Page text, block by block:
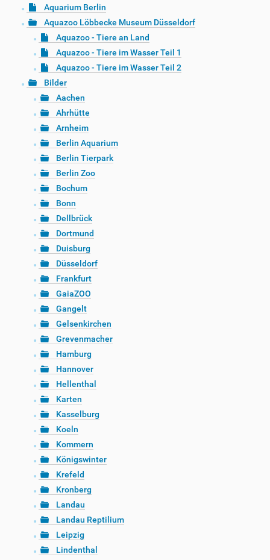
Aquarium Berlin
Aquazoo Löbbecke Museum Düsseldorf
Aquazoo - Tiere an Land
Aquazoo - Tiere im Wasser Teil 1
Aquazoo - Tiere im Wasser Teil 2
Bilder
Aachen
Ahrhütte
Arnheim
Berlin Aquarium
Berlin Tierpark
Berlin Zoo
Bochum
Bonn
Dellbrück
Dortmund
Duisburg
Düsseldorf
Frankfurt
GaiaZOO
Gangelt
Gelsenkirchen
Grevenmacher
Hamburg
Hannover
Hellenthal
Karten
Kasselburg
Koeln
Kommern
Königswinter
Krefeld
Kronberg
Landau
Landau Reptilium
Leipzig
Lindenthal